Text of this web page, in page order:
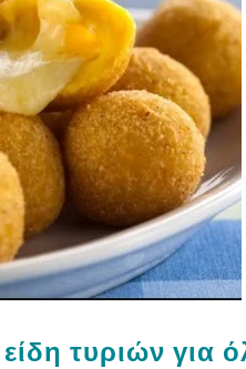
τυριών για